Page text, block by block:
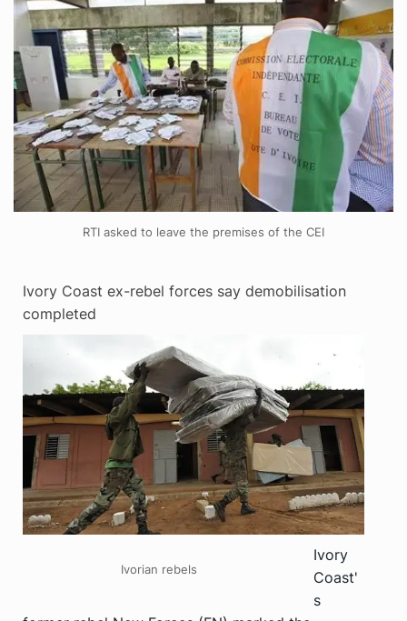
RTI asked to leave the premises of the CEI
Ivory Coast ex-rebel forces say demobilisation
completed
Ivorian rebels
Ivory
Coast'
s